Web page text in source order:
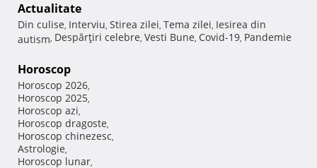
Actualitate
Din culise, Interviu, Stirea zilei, Tema zilei, Iesirea din
autism, Despărţiri celebre, Vesti Bune, Covid-19, Pandemie
Horoscop
Horoscop 2026,
Horoscop 2025,
Horoscop azi,
Horoscop dragoste,
Horoscop chinezesc,
Astrologie,
Horoscop lunar,